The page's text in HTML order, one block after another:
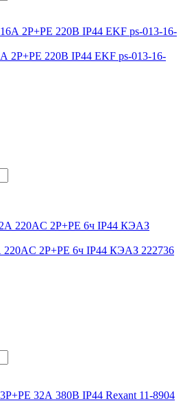
2P+PE 220В IP44 EKF ps-013-16-
220AC 2P+PE 6ч IP44 КЭАЗ 222736